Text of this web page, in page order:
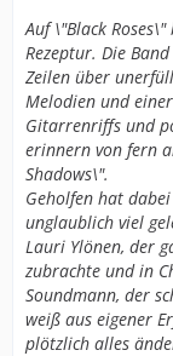
Auf \"Black
Rezeptur. Die
Zeilen über
Melodien und
Gitarrenriffs und
erinnern von fern
Shadows\".
Geholfen hat
unglaublich viel
Lauri Ylönen, der
zubrachte und in
Soundmann, der
weiß aus eigener
plötzlich alles